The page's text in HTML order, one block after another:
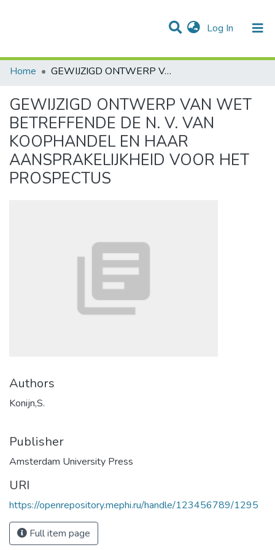
Log In (current)
Communities & Collections
Statistics
All of DSpace
Home
GEWIJZIGD ONTWERP VAN WET BETREFFENDE DE N. V. VAN KOOPHANDEL EN HAAR AANSPRAKELIJKHEID VOOR HET PROSPECTUS
GEWIJZIGD ONTWERP VAN WET
BETREFFENDE DE N. V. VAN
KOOPHANDEL EN HAAR
AANSPRAKELIJKHEID VOOR HET
PROSPECTUS
Authors
Konijn,S.
Publisher
Amsterdam University Press
URI
https://openrepository.mephi.ru/handle/123456789/1295
Full item page